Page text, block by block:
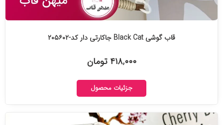
قاب گوشی Black Cat جاکارتی دار کد-۲۰۵۶۰۲
۴۱۸,۰۰۰ تومان
جزئیات محصول